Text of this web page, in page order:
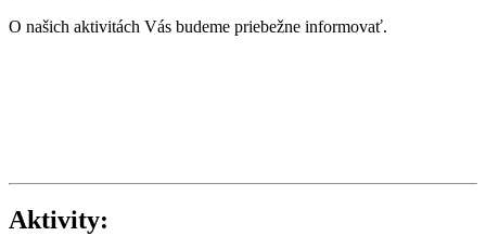
O našich aktivitách Vás budeme priebežne informovať.
Aktivity: